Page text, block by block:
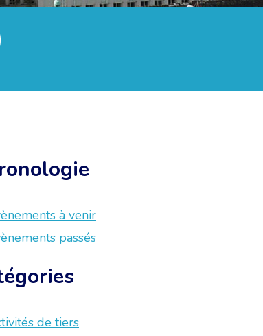
à venir
passés
de tiers